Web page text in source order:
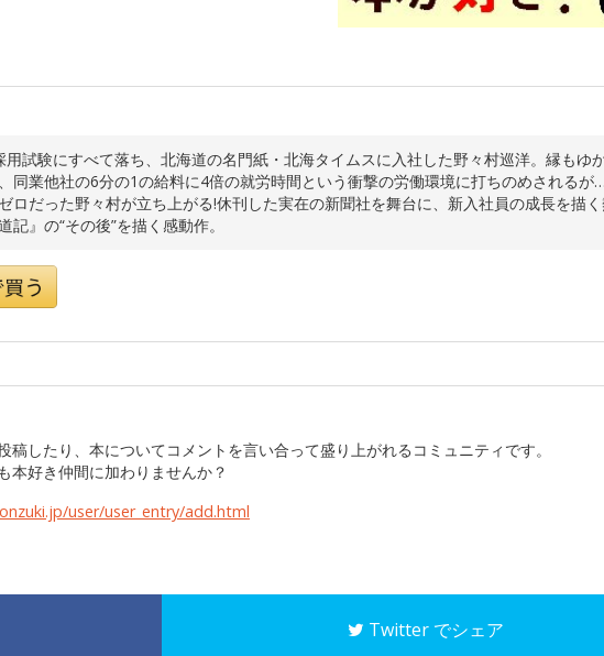
試験にすべて落ち、北海道の名門紙・北海タイムスに入社した野々村巡洋。縁もゆ
同業他社の6分の1の給料に4倍の就労時間という衝撃の労働環境に打ちのめされるが
ロだった野々村が立ち上がる!休刊した実在の新聞社を舞台に、新入社員の成長を描
』の“その後”を描く感動作。
したり、本についてコメントを言い合って盛り上がれるコミュニティです。
本好き仲間に加わりませんか？
user/user_entry/add.html
Twitter でシェア